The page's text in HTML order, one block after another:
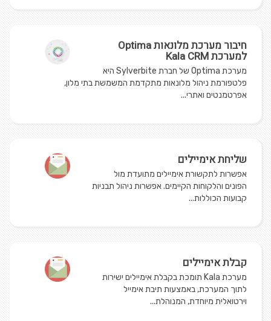
חיבור מערכת מלונאות Optima
למערכת Kala CRM
מערכת Optima של חברת Sylverbite היא
פלטפורמת ניהול מלונאות מתקדמת המשמשת בתי מלון,
אפרטמנטים ואתרי...
שליחת אימיילים
אפשרות לתקשורת אימיילים מתועדת מול
הפונים והלקוחות הקיימים. אפשרות ניהול תבניות
קבועות הכוללות...
קבלת אימיילים
מערכת Kala תומכת בקבלת אימיילים ישירות
לתוך המערכת, באמצעות תיבת אימייל
וירטואלית מיוחדת, המנוהלת...